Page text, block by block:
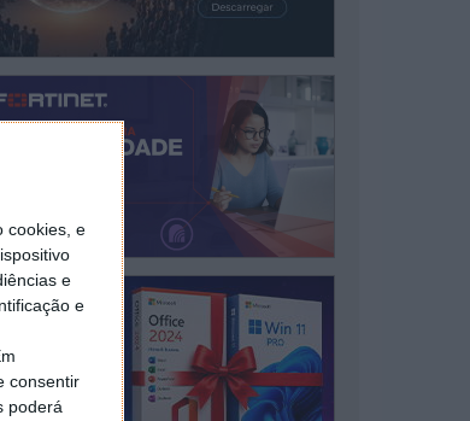
cookies, e
e
e
consentir
poderá